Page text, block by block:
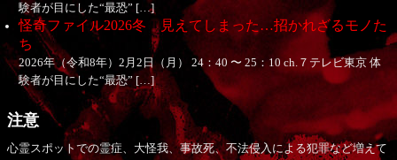
験者が目にした“最恐” […]
怪奇ファイル2026冬 見えてしまった…招かれざるモノた
ち
2026年（令和8年）2月2日（月） 24：40 〜 25：10 ch.７テレビ東京 体
験者が目にした“最恐” […]
注意
心霊スポットでの霊症、大怪我、事故死、不法侵入による犯罪など増えて